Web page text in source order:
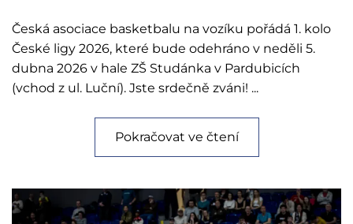
Česká asociace basketbalu na vozíku pořádá 1. kolo
České ligy 2026, které bude odehráno v neděli 5.
dubna 2026 v hale ZŠ Studánka v Pardubicích
(vchod z ul. Luční). Jste srdečně zváni! ...
Pokračovat ve čtení